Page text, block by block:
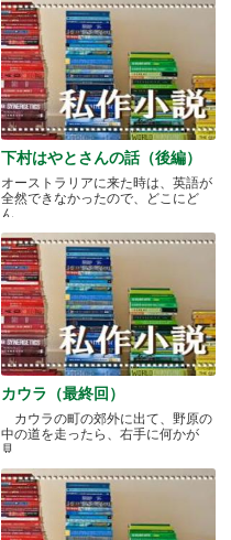
下村はやとさんの話（後編）
オーストラリアに来た時は、英語が
全然できなかったので、どこにど
ん.....
カウラ（最終回）
カウラの町の郊外に出て、野原の
中の道を走ったら、右手に何かが
見.....